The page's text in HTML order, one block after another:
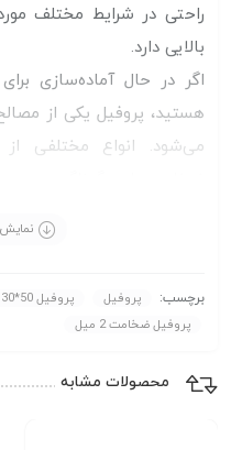
راحتی در شرایط مختلف
بالایی دارد.
اگر در حال آماده‌سازی
هستید، پروفیل یکی از
می‌شود. انواع مختلفی از
بسته به نیاز پروژه
پروفیل برای پروژه خود دچار
آهن
برای خرید محصول
نمایش
برچسب: پروفیل پروفیل 50*30
پروفیل ضخامت 2 میل
محصولات مشابه